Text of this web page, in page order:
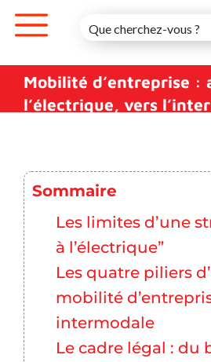
content
Mobilité d’entreprise :
l’électrique, vers
Sommaire
Les limites d’une
à l’électrique”
Les quatre piliers
mobilité
intermodale
Le cadre légal : du